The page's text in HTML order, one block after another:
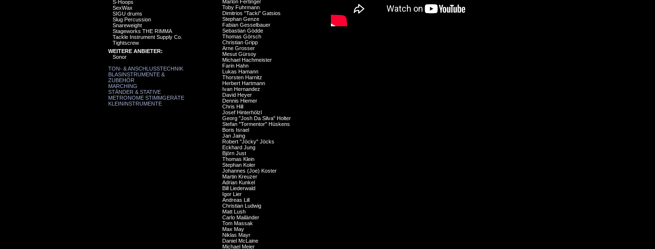
S-Hoops
SexWax
SIGU drums
Slug Percussion
Snareweight
Stageworks THE RIMMA
Tackle Instrument Supply Co.
Tightscrew
WEITERE ANBIETER:
Sonor
TON- & ANSCHLUSSTECHNIK
BLASINSTRUMENTE &
ZUBEHÖR
MARCHING
STÄNDER & STATIVE
METRONOME STIMMGERÄTE
KLEININSTRUMENTE
Marlon Fertinger
Toby Fuhrmann
Dimitrios "Tacki" Gatsios
Stephan Genze
Fabian Gesselbauer
Sebastian Gödde
Thomas Görsch
Christian Gripp
Arne Grosser
Mesut Gürsoy
Michael Hachmeister
Farin Hahn
Lukas Hamann
Thorsten Harnitz
Herbert Hartmann
Ivan Hernandez
David Heyer
Dennis Hiemer
Chris Hill
Josef Hinterhölzl
Georg "Josh Da Silva" Holter
Stefan "Tormentor" Hüskens
Boris Israel
Jan Jaing
Robert "Jöcky" Jöcks
Eckhard Jung
Björn Just
Thomas Klein
Stephan Koler
Johannes (Joe) Koster
Martin Kreuzer
Adrian Kunkel
Bill Liederwald
Igor Lier
Andreas Lill
Christian Ludwig
Matt Lush
Carlo Mailänder
Tom Massak
Max May
Niklas Mayr
Daniel McLaine
Michael Meier